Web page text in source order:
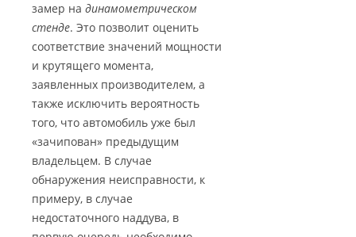
замер на динамометрическом
стенде. Это позволит оценить
соответствие значений мощности
и крутящего момента,
заявленных производителем, а
также исключить вероятность
того, что автомобиль уже был
«зачипован» предыдущим
владельцем. В случае
обнаружения неисправности, к
примеру, в случае
недостаточного наддува, в